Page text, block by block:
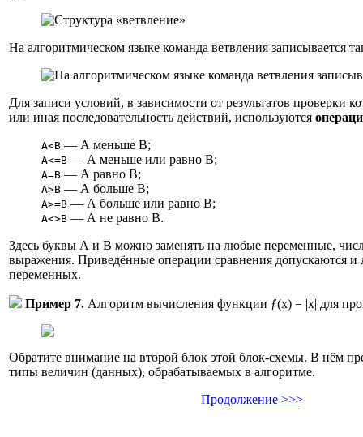
На алгоритмическом языке команда ветвления записывается
Для записи условий, в зависимости от результатов проверки
или иная последовательность действий, используются
А<В — А меньше В;
А<=В — А меньше или равно В;
А=В — А равно В;
А>В — А больше В;
А>=В — А больше или равно В;
А<>В — А не равно В.
Здесь буквы А и В можно заменять на любые переменные,
выражения. Приведённые операции сравнения допускаются и
переменных.
Пример 7. Алгоритм вычисления функции ƒ(x) = |х| для
Обратите внимание на второй блок этой блок-схемы. В нём
типы величин (данных), обрабатываемых в алгоритме.
Продолжение >>>